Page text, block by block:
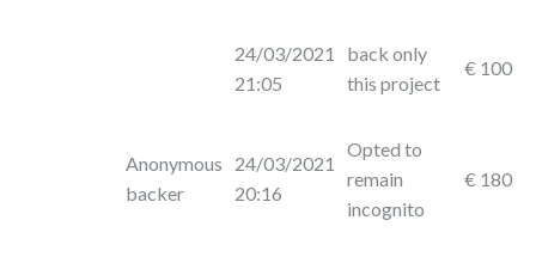
24/03/2021
21:05
back only
this project
€ 100
Anonymous
backer
24/03/2021
20:16
Opted to
remain
incognito
€ 180